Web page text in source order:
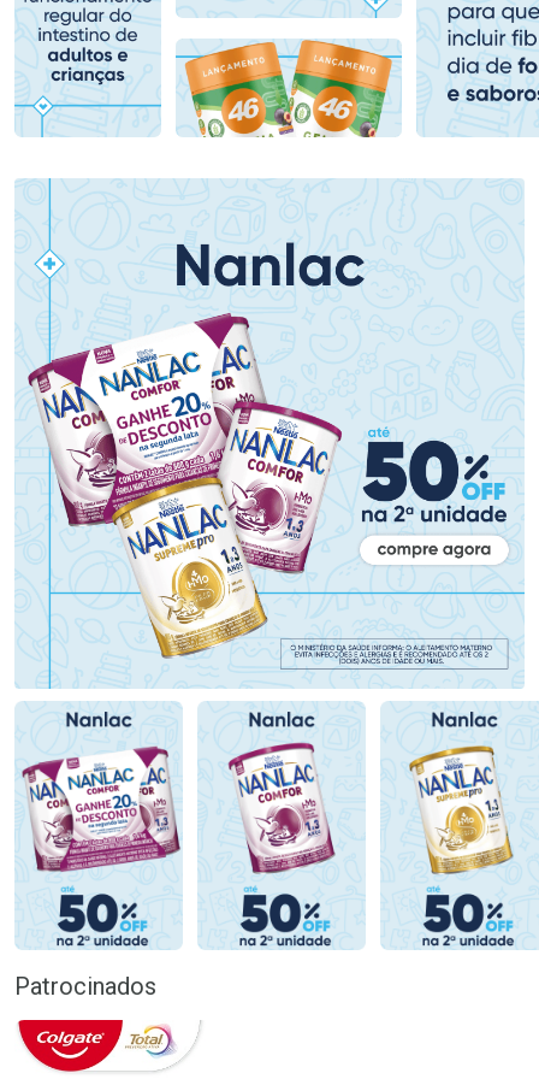
Comprar sem Desconto
Por R$ 79,99/cada
Comprar sem Desconto
Por R$ 79,99/cada
Comprar sem Desconto
Por R$ 79,99/cada
Comprar sem Desconto
Por R$ 79,99/cada
Patrocinados